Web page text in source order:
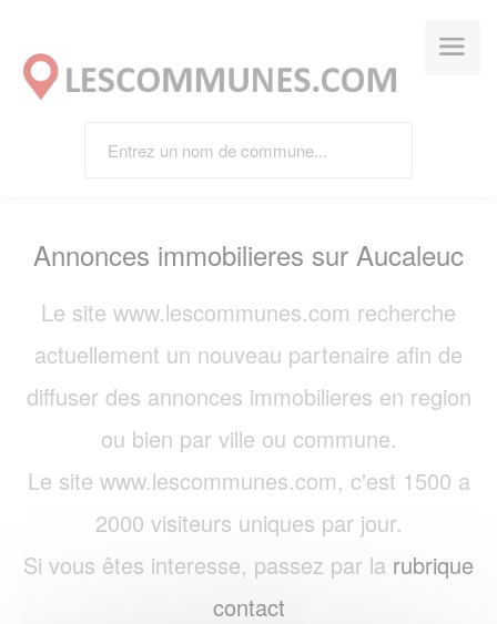
Annonces immobilieres sur Aucaleuc
Le site www.lescommunes.com recherche
actuellement un nouveau partenaire afin de
diffuser des annonces immobilieres en region
ou bien par ville ou commune.
Le site www.lescommunes.com, c'est 1500 a
2000 visiteurs uniques par jour.
Si vous êtes interesse, passez par la rubrique
contact